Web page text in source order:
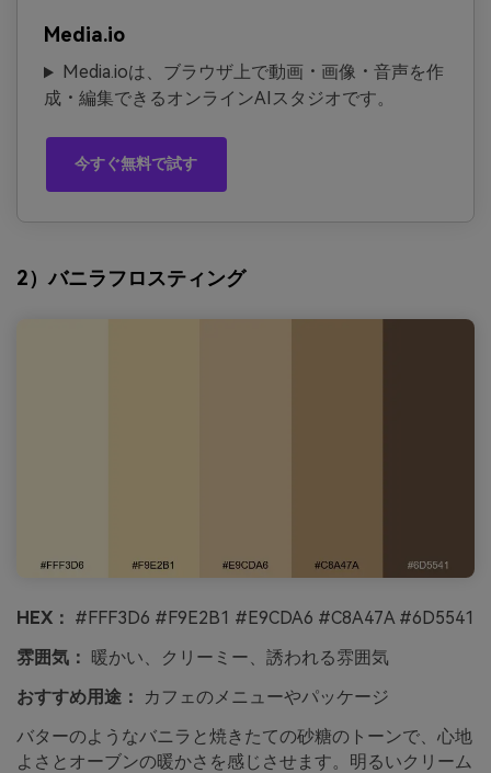
Media.io
Media.ioは、ブラウザ上で動画・画像・音声を作
成・編集できるオンラインAIスタジオです。
今すぐ無料で試す
2）バニラフロスティング
HEX： #FFF3D6 #F9E2B1 #E9CDA6 #C8A47A #6D5541
雰囲気： 暖かい、クリーミー、誘われる雰囲気
おすすめ用途：
カフェのメニューやパッケージ
バターのようなバニラと焼きたての砂糖のトーンで、心地
よさとオーブンの暖かさを感じさせます。明るいクリーム